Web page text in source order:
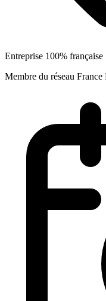
Entreprise 100% française
Membre du réseau